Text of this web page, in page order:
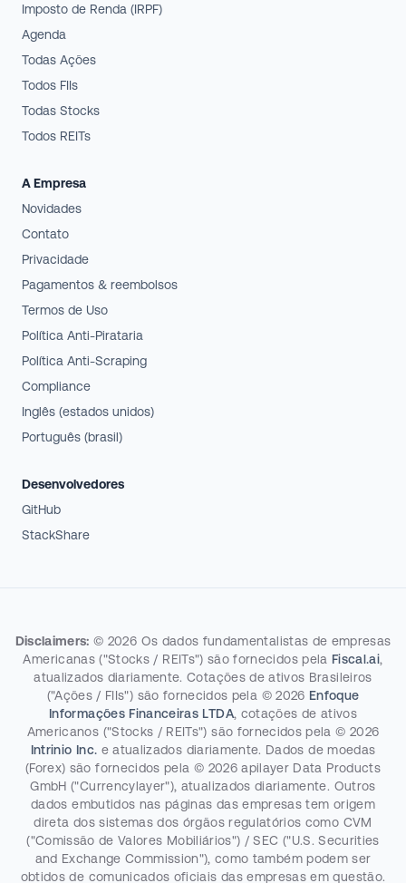
Imposto de Renda (IRPF)
Agenda
Todas Ações
Todos FIIs
Todas Stocks
Todos REITs
A Empresa
Novidades
Contato
Privacidade
Pagamentos & reembolsos
Termos de Uso
Política Anti-Pirataria
Política Anti-Scraping
Compliance
Inglês (estados unidos)
Português (brasil)
Desenvolvedores
GitHub
StackShare
Disclaimers: © 2026 Os dados fundamentalistas de empresas
Americanas ("Stocks / REITs") são fornecidos pela Fiscal.ai,
atualizados diariamente. Cotações de ativos Brasileiros
("Ações / FIIs") são fornecidos pela ©2026 Enfoque
Informações Financeiras LTDA, cotações de ativos
Americanos ("Stocks / REITs") são fornecidos pela© 2026
Intrinio Inc. e atualizados diariamente. Dados de moedas
(Forex) são fornecidos pela © 2026apilayer Data Products
GmbH ("Currencylayer"), atualizados diariamente. Outros
dados embutidos nas páginas das empresas tem origem
direta dos sistemas dos órgãos regulatórios como CVM
("Comissão de Valores Mobiliários") / SEC ("U.S. Securities
and Exchange Commission"), como também podem ser
obtidos de comunicados oficiais das empresas em questão.